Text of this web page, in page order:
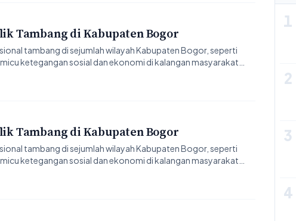
Tambang di Kabupaten Bogor
tambang di sejumlah wilayah Kabupaten Bogor, seperti
ketegangan sosial dan ekonomi di kalangan masyarakat…
Tambang di Kabupaten Bogor
tambang di sejumlah wilayah Kabupaten Bogor, seperti
ketegangan sosial dan ekonomi di kalangan masyarakat…
1
2
3
4